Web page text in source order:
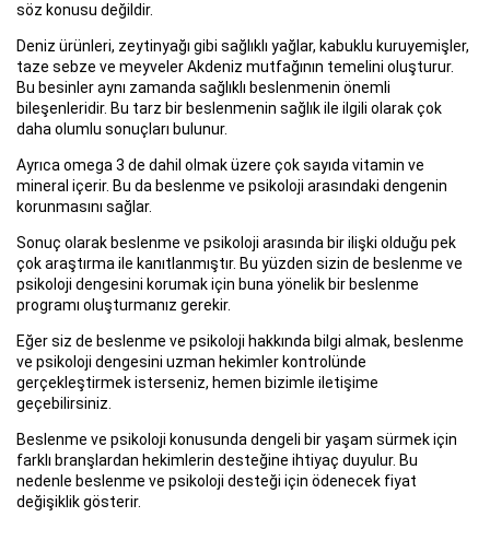
söz konusu değildir.
Deniz ürünleri, zeytinyağı gibi sağlıklı yağlar, kabuklu kuruyemişler,
taze sebze ve meyveler Akdeniz mutfağının temelini oluşturur.
Bu besinler aynı zamanda sağlıklı beslenmenin önemli
bileşenleridir. Bu tarz bir beslenmenin sağlık ile ilgili olarak çok
daha olumlu sonuçları bulunur.
Ayrıca omega 3 de dahil olmak üzere çok sayıda vitamin ve
mineral içerir. Bu da beslenme ve psikoloji arasındaki dengenin
korunmasını sağlar.
Sonuç olarak beslenme ve psikoloji arasında bir ilişki olduğu pek
çok araştırma ile kanıtlanmıştır. Bu yüzden sizin de beslenme ve
psikoloji dengesini korumak için buna yönelik bir beslenme
programı oluşturmanız gerekir.
Eğer siz de beslenme ve psikoloji hakkında bilgi almak, beslenme
ve psikoloji dengesini uzman hekimler kontrolünde
gerçekleştirmek isterseniz, hemen bizimle iletişime
geçebilirsiniz.
Beslenme ve psikoloji konusunda dengeli bir yaşam sürmek için
farklı branşlardan hekimlerin desteğine ihtiyaç duyulur. Bu
nedenle beslenme ve psikoloji desteği için ödenecek fiyat
değişiklik gösterir.